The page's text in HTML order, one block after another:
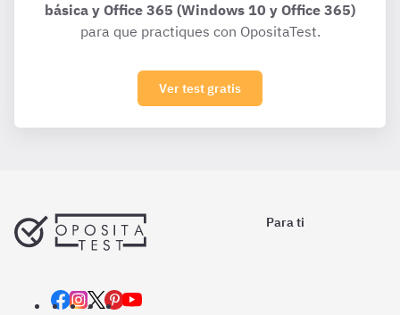
básica y Office 365 (Windows 10 y Office 365)
para que practiques con OpositaTest.
Ver test gratis
Para ti